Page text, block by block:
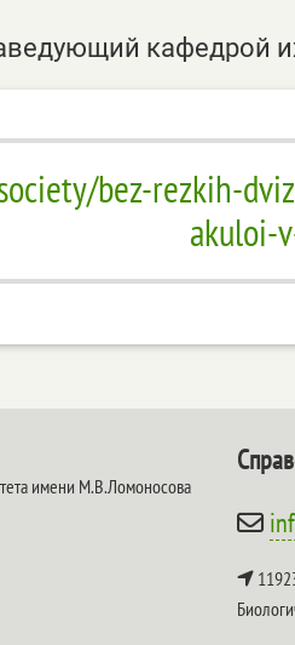
кафедрой
bez-rezkih-
akuloi-
имени М.В.Ломоносова